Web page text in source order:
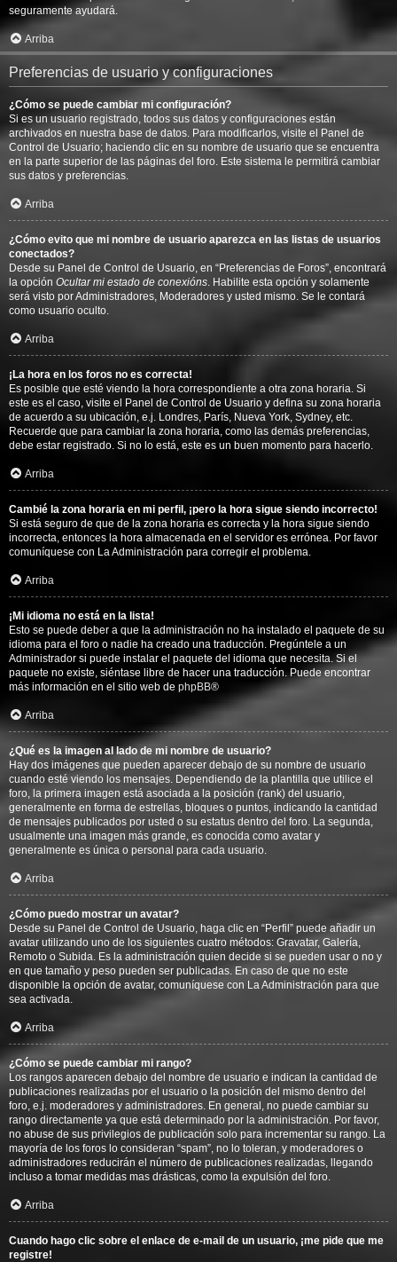
seguramente ayudará.
Arriba
Preferencias de usuario y configuraciones
¿Cómo se puede cambiar mi configuración?
Si es un usuario registrado, todos sus datos y configuraciones están
archivados en nuestra base de datos. Para modificarlos, visite el Panel de
Control de Usuario; haciendo clic en su nombre de usuario que se encuentra
en la parte superior de las páginas del foro. Este sistema le permitirá cambiar
sus datos y preferencias.
Arriba
¿Cómo evito que mi nombre de usuario aparezca en las listas de usuarios
conectados?
Desde su Panel de Control de Usuario, en “Preferencias de Foros”, encontrará
la opción Ocultar mi estado de conexións. Habilite esta opción y solamente
será visto por Administradores, Moderadores y usted mismo. Se le contará
como usuario oculto.
Arriba
¡La hora en los foros no es correcta!
Es posible que esté viendo la hora correspondiente a otra zona horaria. Si
este es el caso, visite el Panel de Control de Usuario y defina su zona horaria
de acuerdo a su ubicación, e.j. Londres, París, Nueva York, Sydney, etc.
Recuerde que para cambiar la zona horaria, como las demás preferencias,
debe estar registrado. Si no lo está, este es un buen momento para hacerlo.
Arriba
Cambié la zona horaria en mi perfil, ¡pero la hora sigue siendo incorrecto!
Si está seguro de que de la zona horaria es correcta y la hora sigue siendo
incorrecta, entonces la hora almacenada en el servidor es errónea. Por favor
comuníquese con La Administración para corregir el problema.
Arriba
¡Mi idioma no está en la lista!
Esto se puede deber a que la administración no ha instalado el paquete de su
idioma para el foro o nadie ha creado una traducción. Pregúntele a un
Administrador si puede instalar el paquete del idioma que necesita. Si el
paquete no existe, siéntase libre de hacer una traducción. Puede encontrar
más información en el sitio web de phpBB®
Arriba
¿Qué es la imagen al lado de mi nombre de usuario?
Hay dos imágenes que pueden aparecer debajo de su nombre de usuario
cuando esté viendo los mensajes. Dependiendo de la plantilla que utilice el
foro, la primera imagen está asociada a la posición (rank) del usuario,
generalmente en forma de estrellas, bloques o puntos, indicando la cantidad
de mensajes publicados por usted o su estatus dentro del foro. La segunda,
usualmente una imagen más grande, es conocida como avatar y
generalmente es única o personal para cada usuario.
Arriba
¿Cómo puedo mostrar un avatar?
Desde su Panel de Control de Usuario, haga clic en “Perfil” puede añadir un
avatar utilizando uno de los siguientes cuatro métodos: Gravatar, Galería,
Remoto o Subida. Es la administración quien decide si se pueden usar o no y
en que tamaño y peso pueden ser publicadas. En caso de que no este
disponible la opción de avatar, comuníquese con La Administración para que
sea activada.
Arriba
¿Cómo se puede cambiar mi rango?
Los rangos aparecen debajo del nombre de usuario e indican la cantidad de
publicaciones realizadas por el usuario o la posición del mismo dentro del
foro, e.j. moderadores y administradores. En general, no puede cambiar su
rango directamente ya que está determinado por la administración. Por favor,
no abuse de sus privilegios de publicación solo para incrementar su rango. La
mayoría de los foros lo consideran “spam”, no lo toleran, y moderadores o
administradores reducirán el número de publicaciones realizadas, llegando
incluso a tomar medidas mas drásticas, como la expulsión del foro.
Arriba
Cuando hago clic sobre el enlace de e-mail de un usuario, ¡me pide que me
registre!